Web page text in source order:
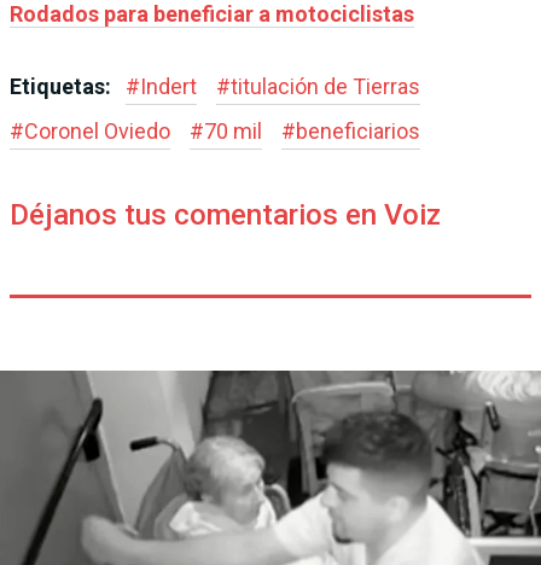
Rodados para beneficiar a motociclistas
Etiquetas: #Indert #titulación de Tierras
#Coronel Oviedo #70 mil #beneficiarios
Déjanos tus comentarios en Voiz